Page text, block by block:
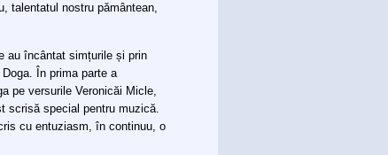
talentatul nostru pământean,
au încântat simțurile și prin
În prima parte a
pe versurile Veronicăi Micle,
scrisă special pentru muzică.
cu entuziasm, în continuu, o